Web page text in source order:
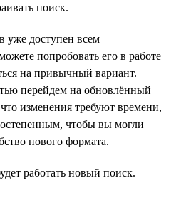
поиск.
уже доступен всем
попробовать его в работе
на привычный вариант.
перейдем на обновлённый
изменения требуют времени,
чтобы вы могли
нового формата.
работать новый поиск.